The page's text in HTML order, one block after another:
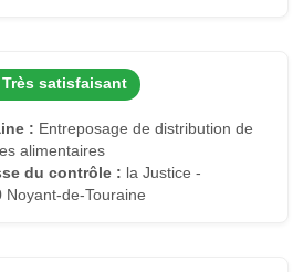
Très satisfaisant
: Entreposage de distribution de
alimentaires
du contrôle : la Justice -
Noyant-de-Touraine